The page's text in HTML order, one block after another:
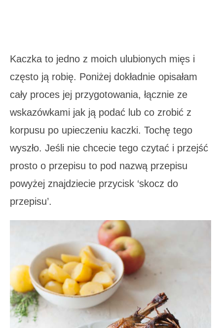
Kaczka to jedno z moich ulubionych mięs i
często ją robię. Poniżej dokładnie opisałam
cały proces jej przygotowania, łącznie ze
wskazówkami jak ją podać lub co zrobić z
korpusu po upieczeniu kaczki. Tochę tego
wyszło. Jeśli nie chcecie tego czytać i przejść
prosto o przepisu to pod nazwą przepisu
powyżej znajdziecie przycisk ‘skocz do
przepisu’.